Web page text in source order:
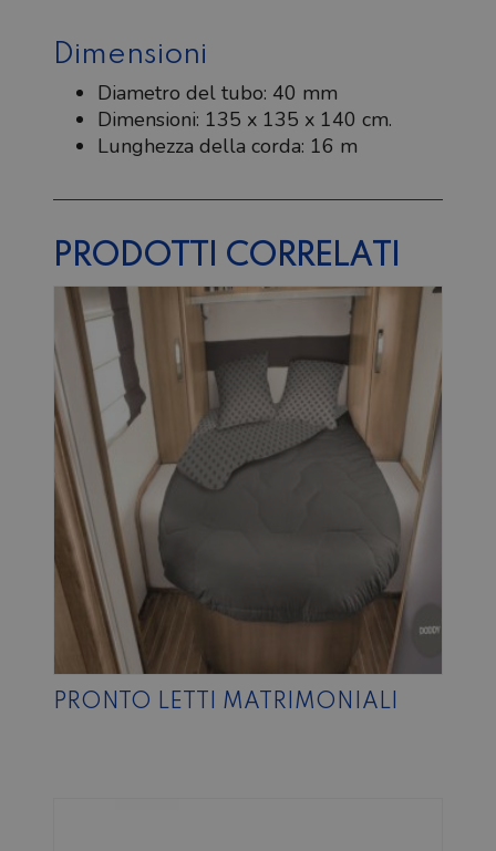
Dimensioni
Diametro del tubo: 40 mm
Dimensioni: 135 x 135 x 140 cm.
Lunghezza della corda: 16 m
PRODOTTI CORRELATI
PRONTO LETTI MATRIMONIALI